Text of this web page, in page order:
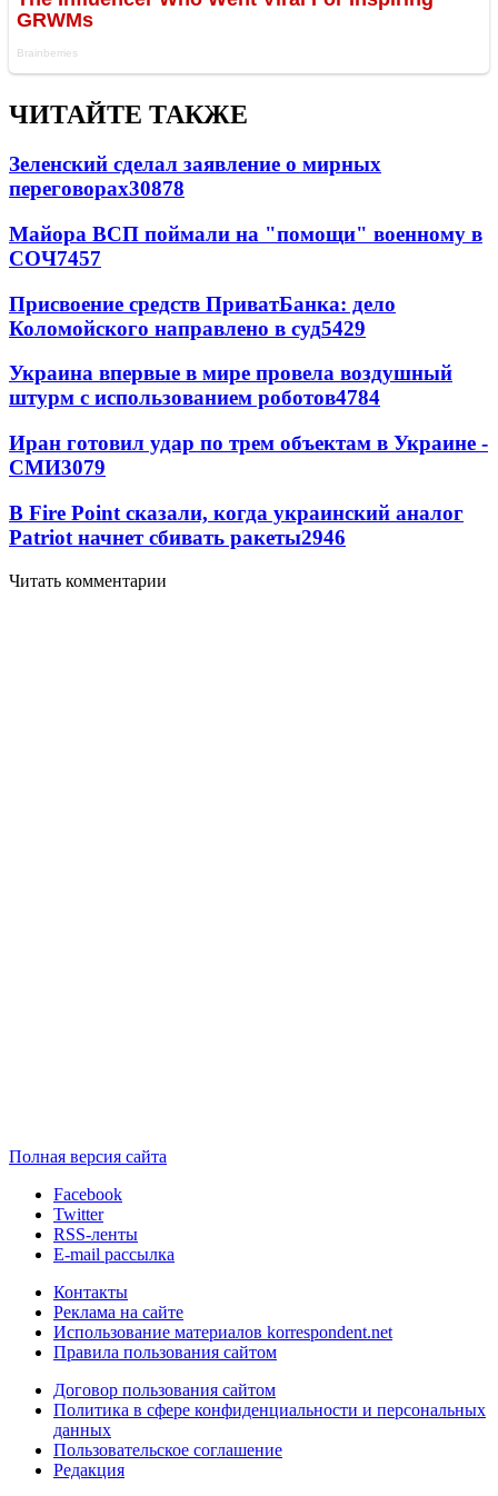
ЧИТАЙТЕ ТАКЖЕ
Зеленский сделал заявление о мирных
переговорах30878
Майора ВСП поймали на "помощи" военному в
СОЧ7457
Присвоение средств ПриватБанка: дело
Коломойского направлено в суд5429
Украина впервые в мире провела воздушный
штурм с использованием роботов4784
Иран готовил удар по трем объектам в Украине -
СМИ3079
В Fire Point сказали, когда украинский аналог
Patriot начнет сбивать ракеты2946
Читать комментарии
Полная версия сайта
Facebook
Twitter
RSS-ленты
E-mail рассылка
Контакты
Реклама на сайте
Использование материалов korrespondent.net
Правила пользования сайтом
Договор пользования сайтом
Политика в сфере конфиденциальности и персональных
данных
Пользовательское соглашение
Редакция